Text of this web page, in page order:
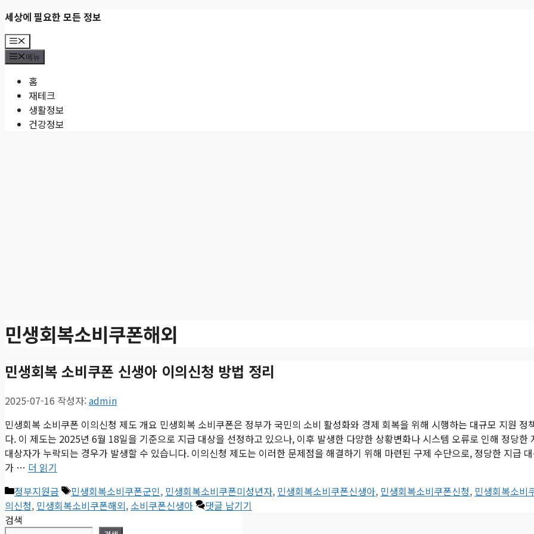
컨
텐
츠
로
세상에 필요한 모든 정보
메
뉴
메뉴
홈
재테크
생활정보
건강정보
민생회복소비쿠폰해외
민생회복 소비쿠폰 신생아 이의신청 방법 정리
2025-07-16 작성자:admin
민생회복 소비쿠폰 이의신청 제도 개요 민생회복 소비쿠폰은 정부가 국민의 소비 활성화와 경제 회복을 위해 시행하는 대규모 지원 정
다. 이 제도는 2025년 6월 18일을 기준으로 지급 대상을 선정하고 있으나, 이후 발생한 다양한 상황변화나 시스템 오류로 인해 정당한
대상자가 누락되는 경우가 발생할 수 있습니다. 이의신청 제도는 이러한 문제점을 해결하기 위해 마련된 구제 수단으로, 정당한 지급
가 … 더 읽기
카
테
고
정부지원금
태
그
민생회복소비쿠폰군인, 민생회복소비쿠폰미성년자, 민생회복소비쿠폰신생아, 민생회복소비쿠폰신청, 민생회복소비
의신청, 민생회복소비쿠폰해외, 소비쿠폰신생아
댓글 남기기
검색